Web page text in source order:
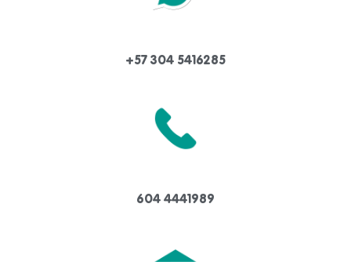
+57 304 5416285
604 4441989